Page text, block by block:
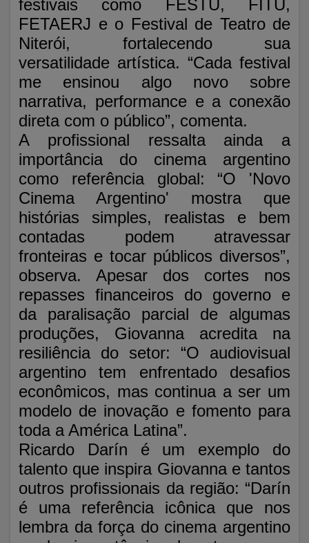
festivais como FESTU, FITU,
FETAERJ e o Festival de Teatro de
Niterói, fortalecendo sua
versatilidade artística. “Cada festival
me ensinou algo novo sobre
narrativa, performance e a conexão
direta com o público”, comenta.
A profissional ressalta ainda a
importância do cinema argentino
como referência global: “O 'Novo
Cinema Argentino' mostra que
histórias simples, realistas e bem
contadas podem atravessar
fronteiras e tocar públicos diversos”,
observa. Apesar dos cortes nos
repasses financeiros do governo e
da paralisação parcial de algumas
produções, Giovanna acredita na
resiliência do setor: “O audiovisual
argentino tem enfrentado desafios
econômicos, mas continua a ser um
modelo de inovação e fomento para
toda a América Latina”.
Ricardo Darín é um exemplo do
talento que inspira Giovanna e tantos
outros profissionais da região: “Darín
é uma referência icônica que nos
lembra da força do cinema argentino